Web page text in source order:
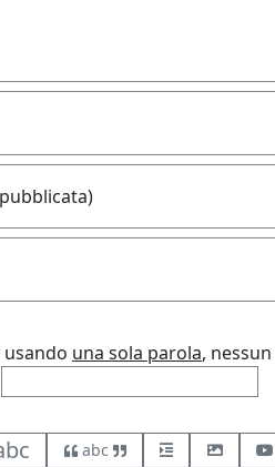
una sola parola, nessun
abc